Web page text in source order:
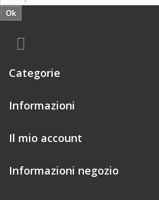
Ok
Categorie
Informazioni
Il mio account
Informazioni negozio